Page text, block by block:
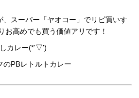
、スーパー「ヤオコー」でリピ買いす
お高めでも買う価値アリです！
カレー(*'▽')
のPBレトルトカレー